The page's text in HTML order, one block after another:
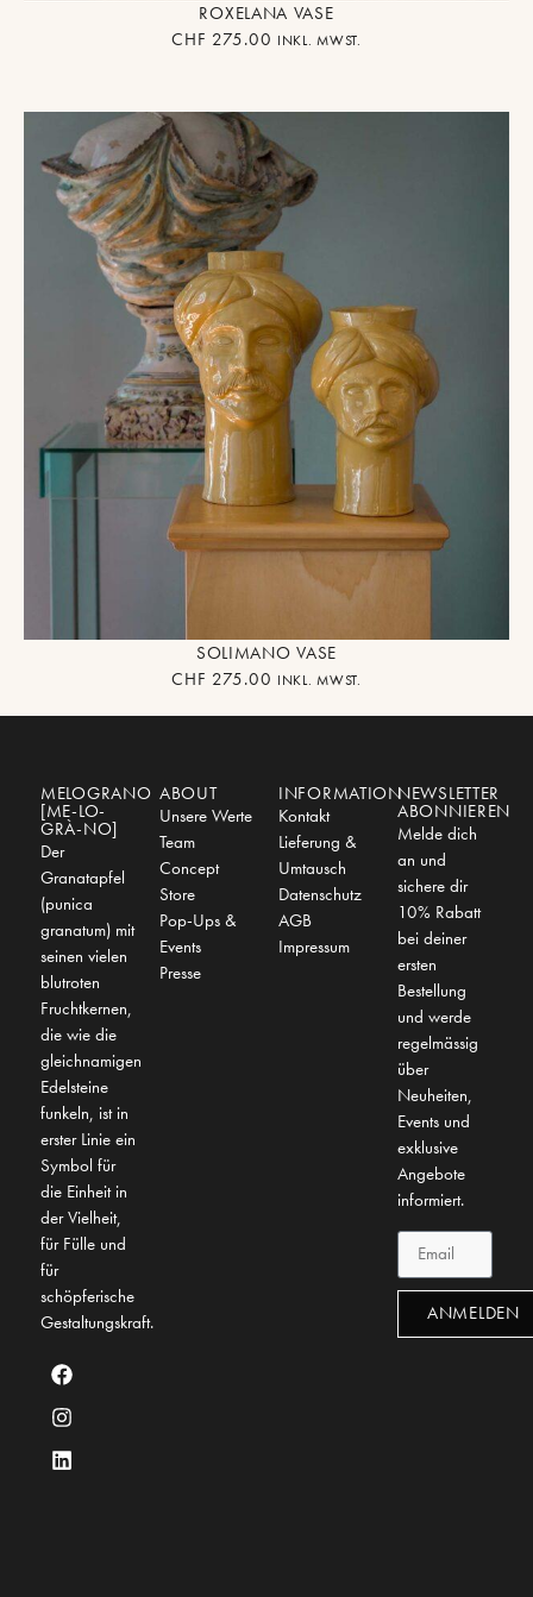
ROXELANA VASE
CHF 275.00 INKL. MWST.
SOLIMANO VASE
CHF 275.00 INKL. MWST.
MELOGRANO
[ME-LO-
GRÀ-NO]
Der
Granatapfel
(punica
granatum) mit
seinen vielen
blutroten
Fruchtkernen,
die wie die
gleichnamigen
Edelsteine
funkeln, ist in
erster Linie ein
Symbol für
die Einheit in
der Vielheit,
für Fülle und
für
schöpferische
Gestaltungskraft.
ABOUT
Unsere Werte
Team
Concept
Store
Pop-Ups &
Events
Presse
INFORMATION
Kontakt
Lieferung &
Umtausch
Datenschutz
AGB
Impressum
NEWSLETTER
ABONNIEREN
Melde dich
an und
sichere dir
10% Rabatt
bei deiner
ersten
Bestellung
und werde
regelmässig
über
Neuheiten,
Events und
exklusive
Angebote
informiert.
ANMELDEN